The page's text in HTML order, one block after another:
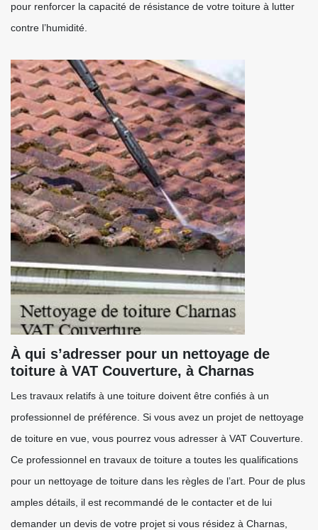
pour renforcer la capacité de résistance de votre toiture à lutter
contre l’humidité.
À qui s’adresser pour un nettoyage de
toiture à VAT Couverture, à Charnas
Les travaux relatifs à une toiture doivent être confiés à un
professionnel de préférence. Si vous avez un projet de nettoyage
de toiture en vue, vous pourrez vous adresser à VAT Couverture.
Ce professionnel en travaux de toiture a toutes les qualifications
pour un nettoyage de toiture dans les règles de l’art. Pour de plus
amples détails, il est recommandé de le contacter et de lui
demander un devis de votre projet si vous résidez à Charnas,